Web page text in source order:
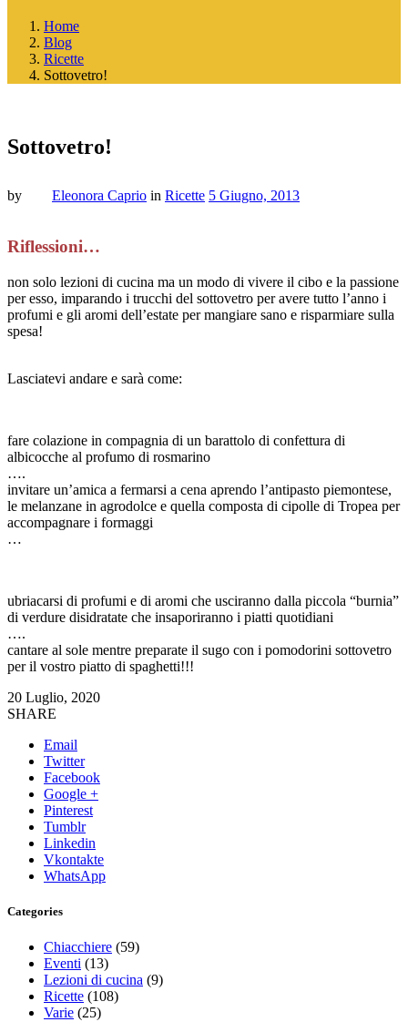
Home
Blog
Ricette
Sottovetro!
Sottovetro!
by Eleonora Caprio in Ricette 5 Giugno, 2013
Riflessioni…
non solo lezioni di cucina ma un modo di vivere il cibo e la passione
per esso, imparando i trucchi del sottovetro per avere tutto l’anno i
profumi e gli aromi dell’estate per mangiare sano e risparmiare sulla
spesa!
Lasciatevi andare e sarà come:
fare colazione in compagnia di un barattolo di confettura di
albicocche al profumo di rosmarino
….
invitare un’amica a fermarsi a cena aprendo l’antipasto piemontese,
le melanzane in agrodolce e quella composta di cipolle di Tropea per
accompagnare i formaggi
…
ubriacarsi di profumi e di aromi che usciranno dalla piccola “burnia”
di verdure disidratate che insaporiranno i piatti quotidiani
….
cantare al sole mentre preparate il sugo con i pomodorini sottovetro
per il vostro piatto di spaghetti!!!
20 Luglio, 2020
SHARE
Email
Twitter
Facebook
Google +
Pinterest
Tumblr
Linkedin
Vkontakte
WhatsApp
Categories
Chiacchiere (59)
Eventi (13)
Lezioni di cucina (9)
Ricette (108)
Varie (25)